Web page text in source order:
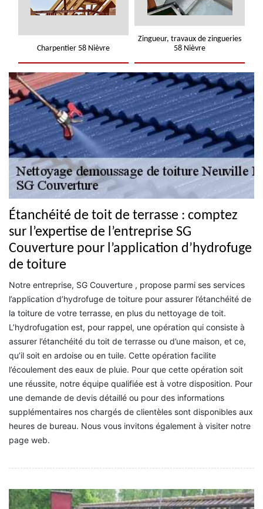
Charpentier 58 Nièvre
Zingueur, travaux de zingueries
58 Nièvre
Étanchéité de toit de terrasse : comptez
sur l’expertise de l’entreprise SG
Couverture pour l’application d’hydrofuge
de toiture
Notre entreprise, SG Couverture , propose parmi ses services
l’application d’hydrofuge de toiture pour assurer l’étanchéité de
la toiture de votre terrasse, en plus du nettoyage de toit.
L’hydrofugation est, pour rappel, une opération qui consiste à
assurer l’étanchéité du toit de terrasse ou d’une maison, et ce,
qu’il soit en ardoise ou en tuile. Cette opération facilite
l’écoulement des eaux de pluie. Pour que cette opération soit
une réussite, notre équipe qualifiée est à votre disposition. Pour
une demande de devis détaillé ou pour des informations
supplémentaires nos chargés de clientèles sont disponibles aux
heures de bureau. Nous vous invitons également à visiter notre
page web.